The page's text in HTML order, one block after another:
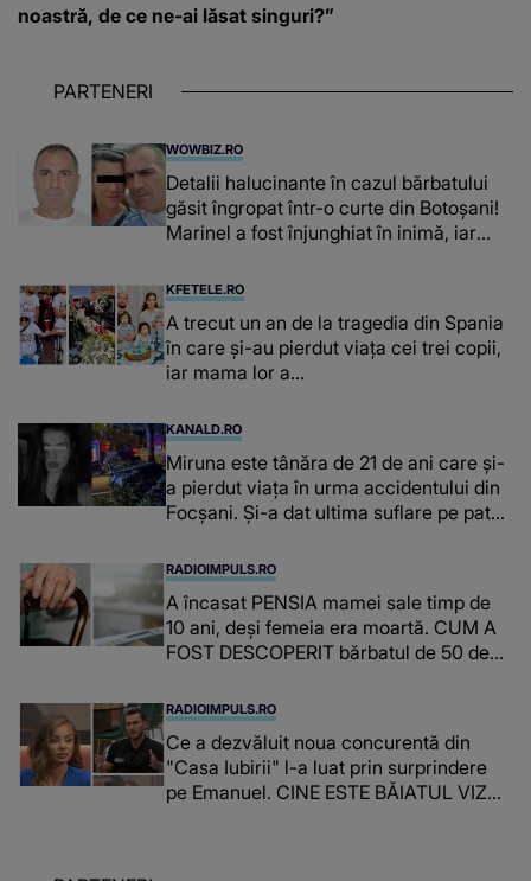
noastră, de ce ne-ai lăsat singuri?”
PARTENERI
WOWBIZ.RO
Detalii halucinante în cazul bărbatului
găsit îngropat într-o curte din Botoșani!
Marinel a fost înjunghiat în inimă, iar
suspecți
KFETELE.RO
A trecut un an de la tragedia din Spania
în care și-au pierdut viața cei trei copii,
iar mama lor a…
KANALD.RO
Miruna este tânăra de 21 de ani care și-
a pierdut viața în urma accidentului din
Focșani. Și-a dat ultima suflare pe patul
RADIOIMPULS.RO
A încasat PENSIA mamei sale timp de
10 ani, deși femeia era moartă. CUM A
FOST DESCOPERIT bărbatul de 50 de
obținuți? SUMA E COLOSALĂ
RADIOIMPULS.RO
Ce a dezvăluit noua concurentă din
"Casa Iubirii" l-a luat prin surprindere
pe Emanuel. CINE ESTE BĂIATUL VIZAT